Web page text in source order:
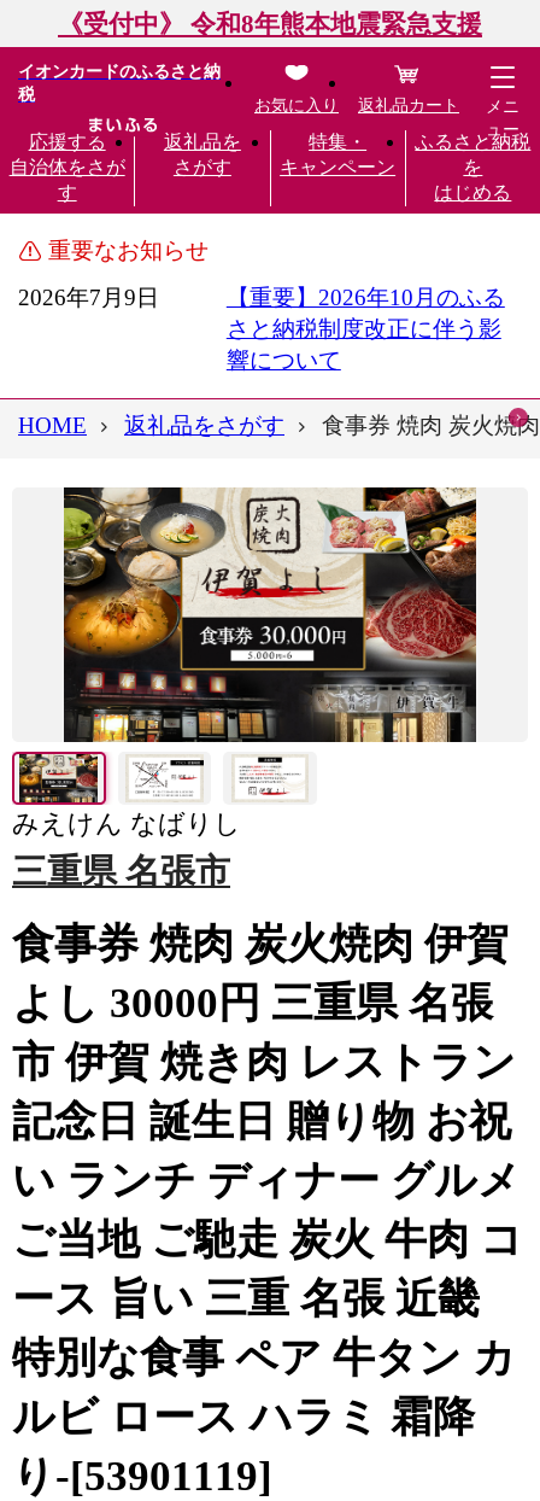
《受付中》 令和8年熊本地震緊急支援
イオンカードのふるさと納
税
応援する
自治体をさが
す
返礼品を
さがす
特集・
キャンペーン
ふるさと納税
を
はじめる
お気に入り 返礼品カート
メニ
ュー
重要なお知らせ
2026年7月9日
【重要】2026年10月のふる
さと納税制度改正に伴う影
響について
HOME 返礼品をさがす 食事券 焼肉 炭火焼
みえけん なばりし
三重県 名張市
食事券 焼肉 炭火焼肉 伊賀
よし 30000円 三重県 名張
市 伊賀 焼き肉 レストラン
記念日 誕生日 贈り物 お祝
い ランチ ディナー グルメ
ご当地 ご馳走 炭火 牛肉 コ
ース 旨い 三重 名張 近畿
特別な食事 ペア 牛タン カ
ルビ ロース ハラミ 霜降
り-[53901119]